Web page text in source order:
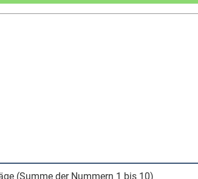
(Summe der Nummern 1 bis 10)